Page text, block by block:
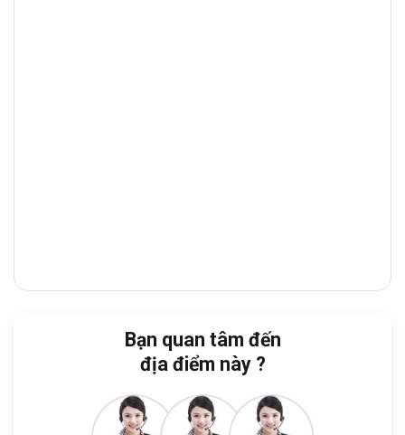
Chợ Phước Bình – Đại lộ 2: 3 phút
Trường THPT Phước Long
Khu vực xung quanh tập trung nhiều
Bạn quan tâm đến
địa điểm này ?